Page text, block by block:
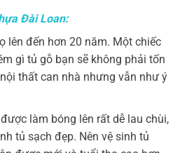
Đài Loan:
lên đến hơn 20 năm. Một chiếc
gì tủ gỗ bạn sẽ không phải tốn
thất can nhà nhưng vẫn như ý
làm bóng lên rất dễ lau chùi,
tủ sạch đẹp. Nên vệ sinh tủ